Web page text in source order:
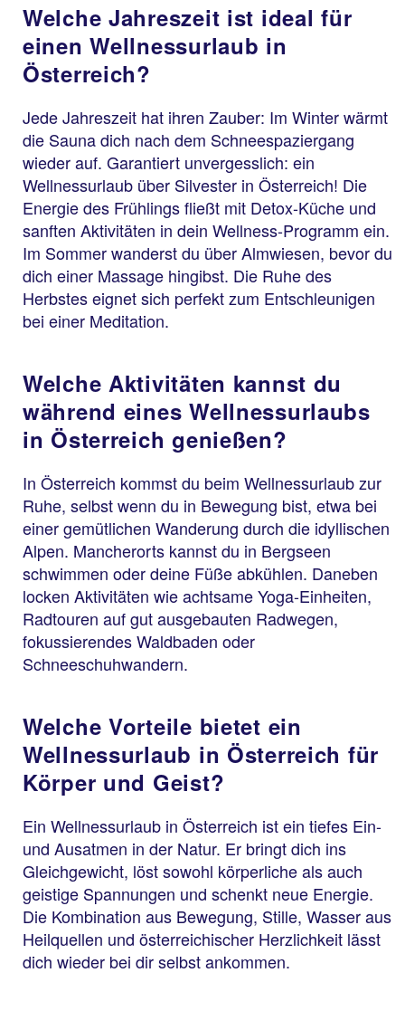
Welche Jahreszeit ist ideal für
einen Wellnessurlaub in
Österreich?
Jede Jahreszeit hat ihren Zauber: Im Winter wärmt
die Sauna dich nach dem Schneespaziergang
wieder auf. Garantiert unvergesslich: ein
Wellnessurlaub über Silvester in Österreich! Die
Energie des Frühlings fließt mit Detox-Küche und
sanften Aktivitäten in dein Wellness-Programm ein.
Im Sommer wanderst du über Almwiesen, bevor du
dich einer Massage hingibst. Die Ruhe des
Herbstes eignet sich perfekt zum Entschleunigen
bei einer Meditation.
Welche Aktivitäten kannst du
während eines Wellnessurlaubs
in Österreich genießen?
In Österreich kommst du beim Wellnessurlaub zur
Ruhe, selbst wenn du in Bewegung bist, etwa bei
einer gemütlichen Wanderung durch die idyllischen
Alpen. Mancherorts kannst du in Bergseen
schwimmen oder deine Füße abkühlen. Daneben
locken Aktivitäten wie achtsame Yoga-Einheiten,
Radtouren auf gut ausgebauten Radwegen,
fokussierendes Waldbaden oder
Schneeschuhwandern.
Welche Vorteile bietet ein
Wellnessurlaub in Österreich für
Körper und Geist?
Ein Wellnessurlaub in Österreich ist ein tiefes Ein-
und Ausatmen in der Natur. Er bringt dich ins
Gleichgewicht, löst sowohl körperliche als auch
geistige Spannungen und schenkt neue Energie.
Die Kombination aus Bewegung, Stille, Wasser aus
Heilquellen und österreichischer Herzlichkeit lässt
dich wieder bei dir selbst ankommen.